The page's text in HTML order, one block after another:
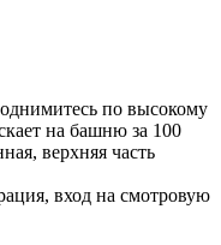
по высокому
на башню за 100
верхняя часть
вход на смотровую